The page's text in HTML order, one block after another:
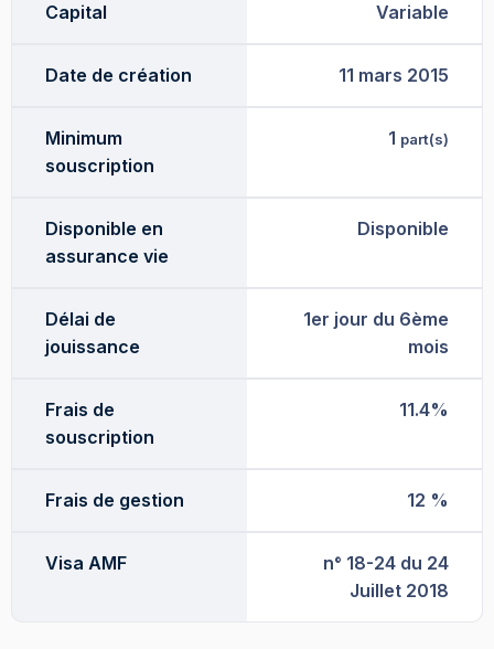
Capital Variable
Date de création 11 mars 2015
Minimum
souscription
1 part(s)
Disponible en
assurance vie
Disponible
Délai de
jouissance
1er jour du 6ème
mois
Frais de
souscription
11.4%
Frais de gestion 12 %
Visa AMF
n° 18-24 du 24
Juillet 2018